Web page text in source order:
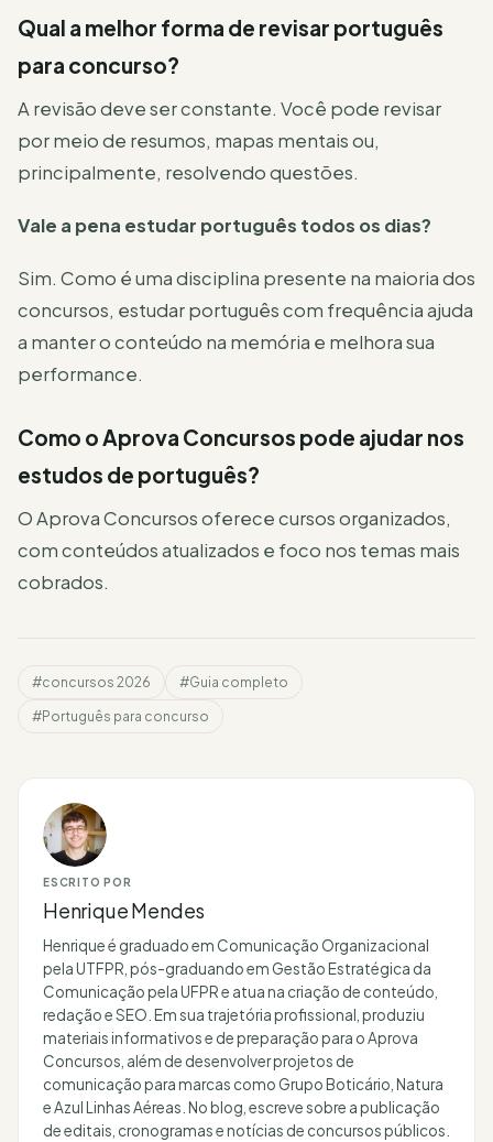
Qual a melhor forma de revisar português
para concurso?
A revisão deve ser constante. Você pode revisar
por meio de resumos, mapas mentais ou,
principalmente, resolvendo questões.
Vale a pena estudar português todos os dias?
Sim. Como é uma disciplina presente na maioria dos
concursos, estudar português com frequência ajuda
a manter o conteúdo na memória e melhora sua
performance.
Como o Aprova Concursos pode ajudar nos
estudos de português?
O Aprova Concursos oferece cursos organizados,
com conteúdos atualizados e foco nos temas mais
cobrados.
#concursos 2026 #Guia completo
#Português para concurso
ESCRITO POR
Henrique Mendes
Henrique é graduado em Comunicação Organizacional
pela UTFPR, pós-graduando em Gestão Estratégica da
Comunicação pela UFPR e atua na criação de conteúdo,
redação e SEO. Em sua trajetória profissional, produziu
materiais informativos e de preparação para o Aprova
Concursos, além de desenvolver projetos de
comunicação para marcas como Grupo Boticário, Natura
e Azul Linhas Aéreas. No blog, escreve sobre a publicação
de editais, cronogramas e notícias de concursos públicos.